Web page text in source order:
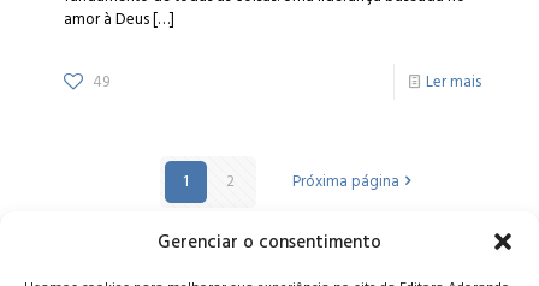
Gerenciar o consentimento
amor à Deus[…]
49 Ler mais
1 2 Próxima página
Alameda Oscar Niemeyer, 1033 – 7º Andar - Portaria 04, Vila da